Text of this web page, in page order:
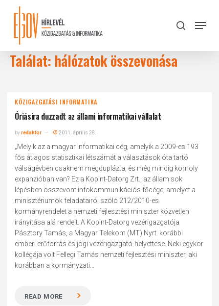
content
search
Menu
Találat: hálózatok összevonása
KÖZIGAZGATÁSI INFORMATIKA
Óriásira duzzadt az állami informatikai vállalat
byredaktor 2011. április 28.
„Melyik az a magyar informatikai cég, amelyik a 2009-es 193
fős átlagos statisztikai létszámát a választások óta tartó
válságévben csaknem megduplázta, és még mindig komoly
expanzióban van? Ez a Kopint-Datorg Zrt., az állam sok
lépésben összevont infokommunikációs főcége, amelyet a
minisztériumok feladatairól szóló 212/2010-es
kormányrendelet a nemzeti fejlesztési miniszter közvetlen
irányítása alá rendelt. A Kopint-Datorg vezérigazgatója
Pásztory Tamás, a Magyar Telekom (MT) Nyrt. korábbi
emberi erőforrás és jogi vezérigazgató-helyettese. Neki egykor
kollégája volt Fellegi Tamás nemzeti fejlesztési miniszter, aki
korábban a kormányzati...
READ MORE
Close